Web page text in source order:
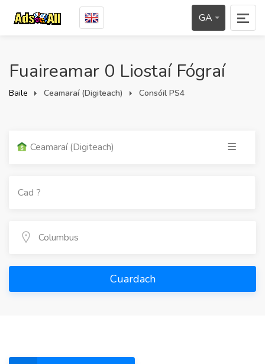
GA
Fuaireamar 0 Liostaí Fógraí
Baile Ceamaraí (Digiteach) Consóil PS4
Ceamaraí (Digiteach)
Cuardach